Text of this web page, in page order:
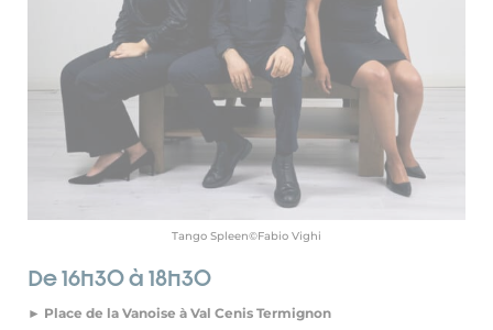
Tango Spleen©Fabio Vighi
De 16h30 à 18h30
► Place de la Vanoise à Val Cenis Termignon